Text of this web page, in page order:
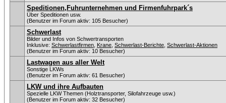
Speditionen,Fuhrunternehmen und Firmenfuhrpark´s
Über Speditionen usw.
(Benutzer im Forum aktiv: 105 Besucher)
Schwerlast
Bilder und Infos von Schwertransporten
Inklusive: Schwerlastfirmen Krane Schwerlast-Berichte Schwerlast-Aktionen
(Benutzer im Forum aktiv: 10 Besucher)
Lastwagen aus aller Welt
Sonstige LKWs
(Benutzer im Forum aktiv: 61 Besucher)
LKW und ihre Aufbauten
Spezielle LKW Themen (Holztransporter, Silofahrzeuge usw.)
(Benutzer im Forum aktiv: 32 Besucher)